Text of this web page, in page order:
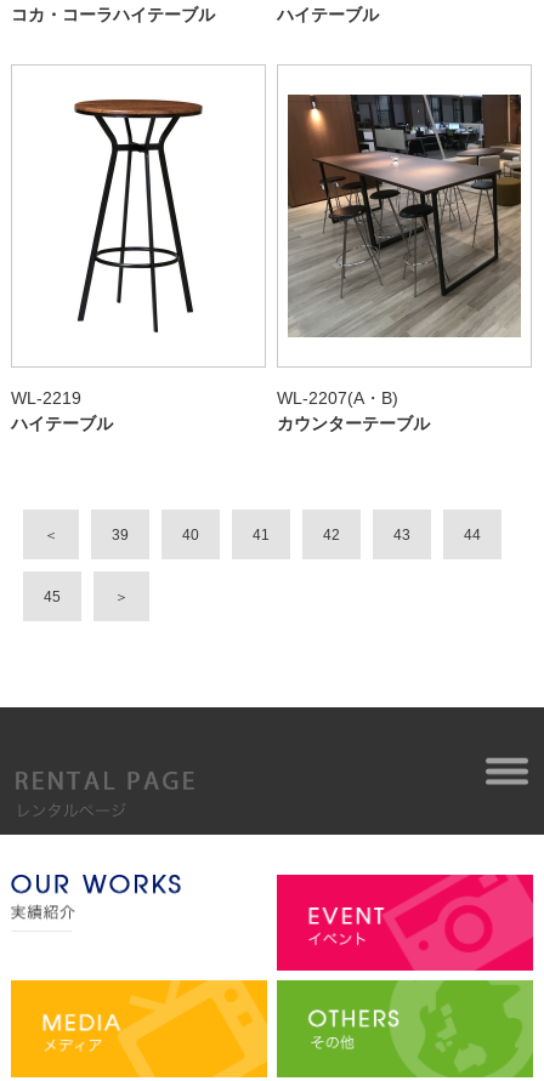
コカ・コーラハイテーブル
ハイテーブル
WL-2219
ハイテーブル
WL-2207(A・B)
カウンターテーブル
＜ 39 40 41 42 43 44
45 ＞